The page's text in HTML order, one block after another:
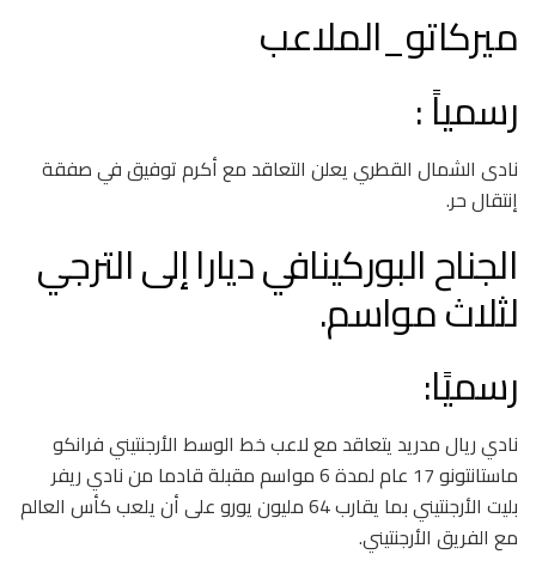
ميركاتو_الملاعب
رسمياً :
نادى الشمال القطري يعلن التعاقد مع أكرم توفيق في صفقة
إنتقال حر.
الجناح البوركينافي ديارا إلى الترجي
لثلاث مواسم.
‏رسميًا:
نادي ‎ريال مدريد يتعاقد مع لاعب خط الوسط الأرجنتيني فرانكو
ماستانتونو 17 عام لمدة 6 مواسم مقبلة قادما من نادي ‎ريفر
بليت الأرجنتيني بما يقارب 64 مليون يورو على أن يلعب كأس العالم
مع الفريق الأرجنتيني.